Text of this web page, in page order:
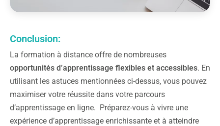
Conclusion:
La formation à distance offre de nombreuses
opportunités d’apprentissage flexibles et accessibles. En
utilisant les astuces mentionnées ci-dessus, vous pouvez
maximiser votre réussite dans votre parcours
d’apprentissage en ligne. Préparez-vous à vivre une
expérience d’apprentissage enrichissante et à atteindre